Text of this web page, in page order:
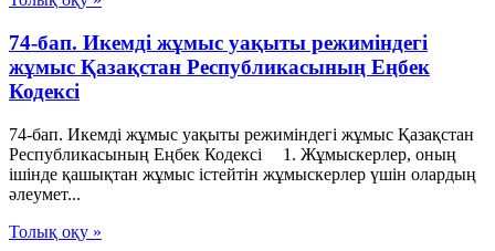
74-бап. Икемді жұмыс уақыты режиміндегі
жұмыс Қазақстан Республикасының Еңбек
Кодексі
74-бап. Икемді жұмыс уақыты режиміндегі жұмыс Қазақстан
Республикасының Еңбек Кодексі 1. Жұмыскерлер, оның
ішінде қашықтан жұмыс істейтін жұмыскерлер үшін олардың
әлеумет...
Толық оқу »